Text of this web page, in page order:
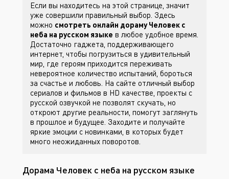
Если вы находитесь на этой странице, значит
уже совершили правильный выбор. Здесь
можно смотреть онлайн дораму Человек с
неба на русском языке в любое удобное время.
Достаточно гаджета, поддерживающего
интернет, чтобы погрузиться в удивительный
мир, где героям приходится переживать
невероятное количество испытаний, бороться
за счастье и любовь. На сайте отличный выбор
сериалов и фильмов в HD качестве, проекты с
русской озвучкой не позволят скучать, но
откроют другие реальности, помогут заглянуть
в прошлое и будущее. Заходите и получайте
яркие эмоции с новинками, в которых будет
много неожиданных поворотов.
Дорама Человек с неба на русском языке